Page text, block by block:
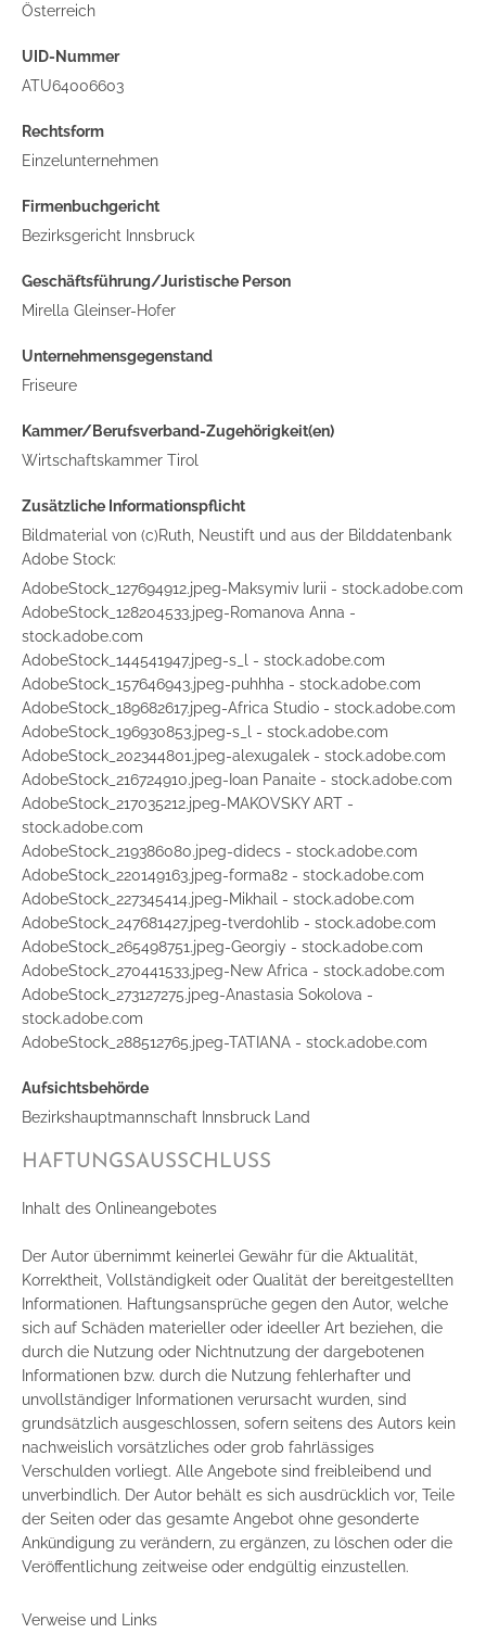
Österreich
UID-Nummer
ATU64006603
Rechtsform
Einzelunternehmen
Firmenbuchgericht
Bezirksgericht Innsbruck
Geschäftsführung/Juristische Person
Mirella Gleinser-Hofer
Unternehmensgegenstand
Friseure
Kammer/Berufsverband-Zugehörigkeit(en)
Wirtschaftskammer Tirol
Zusätzliche Informationspflicht
Bildmaterial von (c)Ruth, Neustift und aus der Bilddatenbank
Adobe Stock:
AdobeStock_127694912.jpeg-Maksymiv Iurii - stock.adobe.com
AdobeStock_128204533.jpeg-Romanova Anna -
stock.adobe.com
AdobeStock_144541947.jpeg-s_l - stock.adobe.com
AdobeStock_157646943.jpeg-puhhha - stock.adobe.com
AdobeStock_189682617.jpeg-Africa Studio - stock.adobe.com
AdobeStock_196930853.jpeg-s_l - stock.adobe.com
AdobeStock_202344801.jpeg-alexugalek - stock.adobe.com
AdobeStock_216724910.jpeg-Ioan Panaite - stock.adobe.com
AdobeStock_217035212.jpeg-MAKOVSKY ART -
stock.adobe.com
AdobeStock_219386080.jpeg-didecs - stock.adobe.com
AdobeStock_220149163.jpeg-forma82 - stock.adobe.com
AdobeStock_227345414.jpeg-Mikhail - stock.adobe.com
AdobeStock_247681427.jpeg-tverdohlib - stock.adobe.com
AdobeStock_265498751.jpeg-Georgiy - stock.adobe.com
AdobeStock_270441533.jpeg-New Africa - stock.adobe.com
AdobeStock_273127275.jpeg-Anastasia Sokolova -
stock.adobe.com
AdobeStock_288512765.jpeg-TATIANA - stock.adobe.com
Aufsichtsbehörde
Bezirkshauptmannschaft Innsbruck Land
HAFTUNGSAUSSCHLUSS
Inhalt des Onlineangebotes
Der Autor übernimmt keinerlei Gewähr für die Aktualität,
Korrektheit, Vollständigkeit oder Qualität der bereitgestellten
Informationen. Haftungsansprüche gegen den Autor, welche
sich auf Schäden materieller oder ideeller Art beziehen, die
durch die Nutzung oder Nichtnutzung der dargebotenen
Informationen bzw. durch die Nutzung fehlerhafter und
unvollständiger Informationen verursacht wurden, sind
grundsätzlich ausgeschlossen, sofern seitens des Autors kein
nachweislich vorsätzliches oder grob fahrlässiges
Verschulden vorliegt. Alle Angebote sind freibleibend und
unverbindlich. Der Autor behält es sich ausdrücklich vor, Teile
der Seiten oder das gesamte Angebot ohne gesonderte
Ankündigung zu verändern, zu ergänzen, zu löschen oder die
Veröffentlichung zeitweise oder endgültig einzustellen.
Verweise und Links